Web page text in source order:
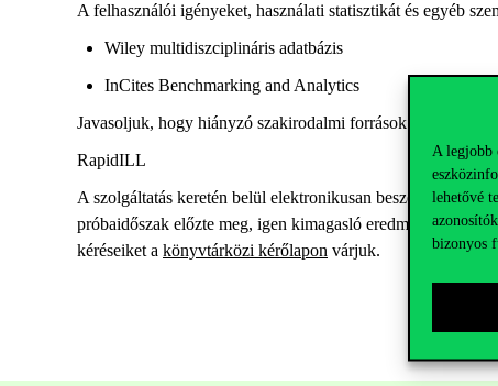
A legjobb
lehetővé
bizonyos
A felhasználói igényeket, használati statisztikát és egyéb
Wiley multidiszciplináris adatbázis
InCites Benchmarking and Analytics
Javasoljuk, hogy hiányzó szakirodalmi források
RapidILL
A szolgáltatás keretén belül elektronikusan beszerezhető
próbaidőszak előzte meg, igen kimagasló eredménnyel. A
kéréseiket a könyvtárközi kérőlapon várjuk.